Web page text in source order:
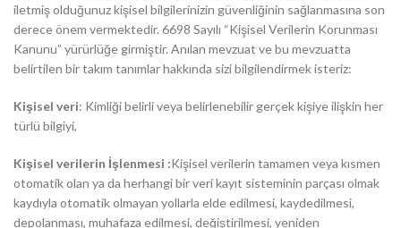
iletmiş olduğunuz kişisel bilgilerinizin güvenliğinin sağlanmasına son
derece önem vermektedir. 6698 Sayılı “Kişisel Verilerin Korunması
Kanunu” yürürlüğe girmiştir. Anılan mevzuat ve bu mevzuatta
belirtilen bir takım tanımlar hakkında sizi bilgilendirmek isteriz:
Kişisel veri: Kimliği belirli veya belirlenebilir gerçek kişiye ilişkin her
türlü bilgiyi,
Kişisel verilerin İşlenmesi :Kişisel verilerin tamamen veya kısmen
otomatik olan ya da herhangi bir veri kayıt sisteminin parçası olmak
kaydıyla otomatik olmayan yollarla elde edilmesi, kaydedilmesi,
depolanması, muhafaza edilmesi, değiştirilmesi, yeniden